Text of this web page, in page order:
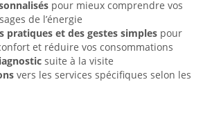
pour mieux comprendre vos
de l’énergie
pratiques et des gestes simples pour
et réduire vos consommations
suite à la visite
vers les services spécifiques selon les